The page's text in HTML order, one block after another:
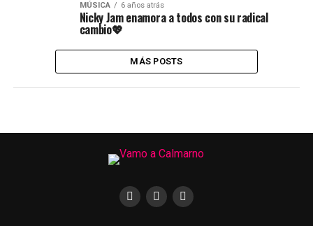
MÚSICA 6 años atrás
Nicky Jam enamora a todos con su radical
cambio💖
MÁS POSTS